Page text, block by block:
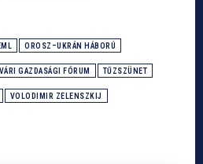
OROSZ–UKRÁN HÁBORÚ
GAZDASÁGI FÓRUM TŰZSZÜNET
VOLODIMIR ZELENSZKIJ